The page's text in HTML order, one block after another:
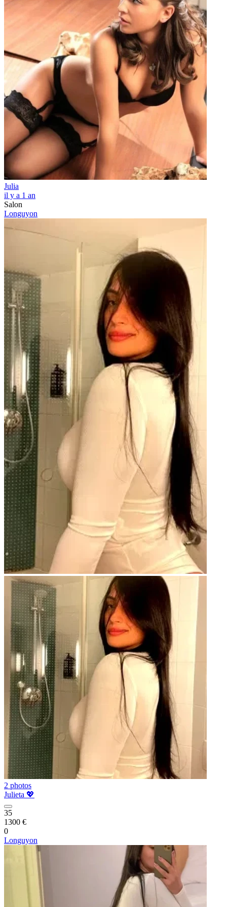
Julia
il y a 1 an
Salon
Longuyon
2 photos
Julieta 💖
35
1300 €
0
Longuyon